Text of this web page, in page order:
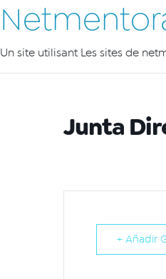
Un site utilisant Les sites de
Junta
+ Añadir